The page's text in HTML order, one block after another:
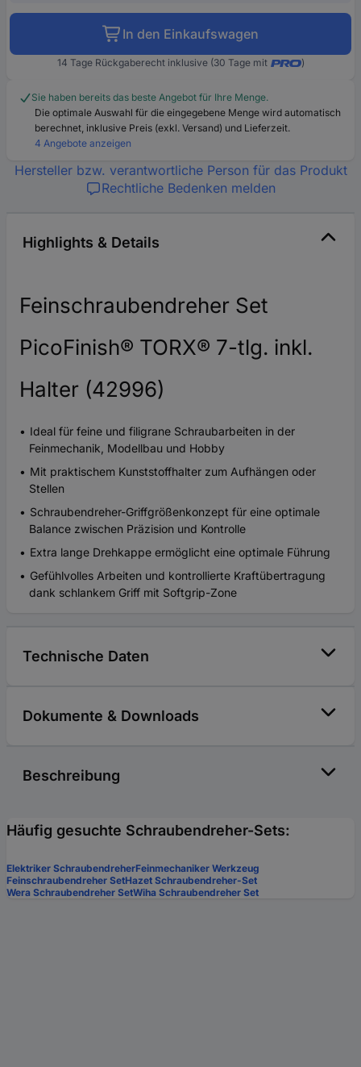
In den Einkaufswagen
14 Tage Rückgaberecht inklusive (30 Tage mit )
Sie haben bereits das beste Angebot für Ihre Menge.
Die optimale Auswahl für die eingegebene Menge wird automatisch
berechnet, inklusive Preis (exkl. Versand) und Lieferzeit.
4 Angebote anzeigen
Hersteller bzw. verantwortliche Person für das Produkt
Rechtliche Bedenken melden
Highlights & Details
Feinschraubendreher Set
PicoFinish® TORX® 7-tlg. inkl.
Halter (42996)
Ideal für feine und filigrane Schraubarbeiten in der
Feinmechanik, Modellbau und Hobby
Mit praktischem Kunststoffhalter zum Aufhängen oder
Stellen
Schraubendreher-Griffgrößenkonzept für eine optimale
Balance zwischen Präzision und Kontrolle
Extra lange Drehkappe ermöglicht eine optimale Führung
Gefühlvolles Arbeiten und kontrollierte Kraftübertragung
dank schlankem Griff mit Softgrip-Zone
Technische Daten
Dokumente & Downloads
Beschreibung
Häufig gesuchte Schraubendreher-Sets:
Elektriker SchraubendreherFeinmechaniker Werkzeug
Feinschraubendreher SetHazet Schraubendreher-Set
Wera Schraubendreher SetWiha Schraubendreher Set